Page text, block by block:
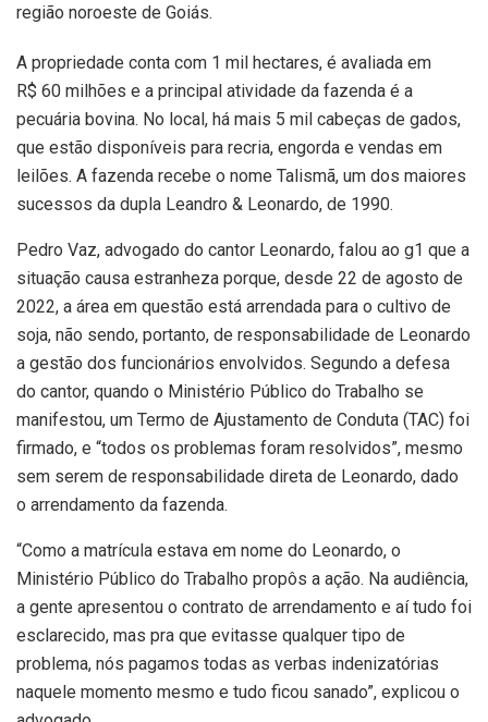
região noroeste de Goiás.
A propriedade conta com 1 mil hectares, é avaliada em
R$ 60 milhões e a principal atividade da fazenda é a
pecuária bovina. No local, há mais 5 mil cabeças de gados,
que estão disponíveis para recria, engorda e vendas em
leilões. A fazenda recebe o nome Talismã, um dos maiores
sucessos da dupla Leandro & Leonardo, de 1990.
Pedro Vaz, advogado do cantor Leonardo, falou ao g1 que a
situação causa estranheza porque, desde 22 de agosto de
2022, a área em questão está arrendada para o cultivo de
soja, não sendo, portanto, de responsabilidade de Leonardo
a gestão dos funcionários envolvidos. Segundo a defesa
do cantor, quando o Ministério Público do Trabalho se
manifestou, um Termo de Ajustamento de Conduta (TAC) foi
firmado, e “todos os problemas foram resolvidos”, mesmo
sem serem de responsabilidade direta de Leonardo, dado
o arrendamento da fazenda.
“Como a matrícula estava em nome do Leonardo, o
Ministério Público do Trabalho propôs a ação. Na audiência,
a gente apresentou o contrato de arrendamento e aí tudo foi
esclarecido, mas pra que evitasse qualquer tipo de
problema, nós pagamos todas as verbas indenizatórias
naquele momento mesmo e tudo ficou sanado”, explicou o